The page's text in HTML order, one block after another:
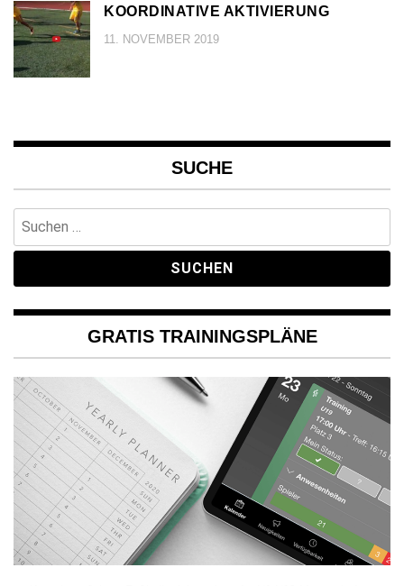
KOORDINATIVE AKTIVIERUNG
11. NOVEMBER 2019
SUCHE
nach:
GRATIS TRAININGSPLÄNE